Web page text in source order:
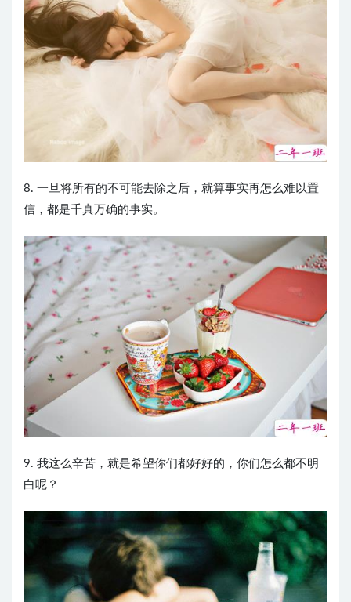
8. 一旦将所有的不可能去除之后，就算事实再怎么难以置
信，都是千真万确的事实。
9. 我这么辛苦，就是希望你们都好好的，你们怎么都不明
白呢？